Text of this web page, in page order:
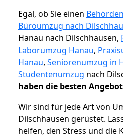
Egal, ob Sie einen
Büroumzug nach
Hanau nach Dilschhausen,
Laborumzug Hanau,
Hanau, Seniorenumzug in
Studentenumzug nach
haben die besten
Wir sind für jede Art von
Dilschhausen gerüstet.
helfen, den Stress und die